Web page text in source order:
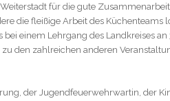
für die gute
die fleißige Arbeit des Küchenteams
bei einem Lehrgang des Landkreises
den zahlreichen anderen
der Jugendfeuerwehrwartin, der